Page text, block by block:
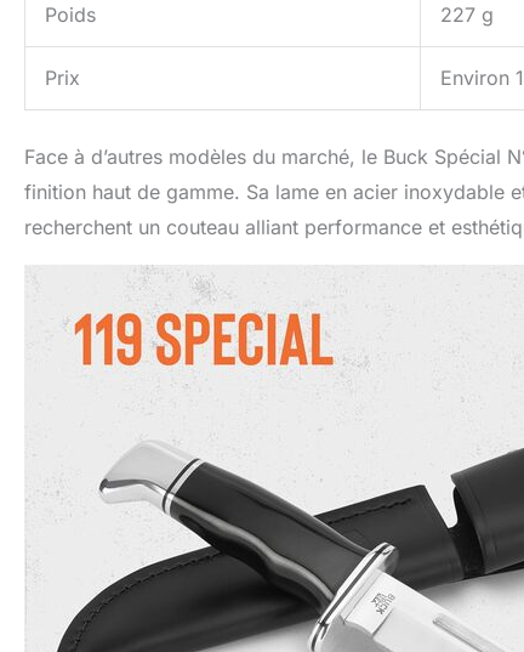
Poids 227 g
Prix Environ
Face à d’autres modèles du marché, le Buck Spécial
finition haut de gamme. Sa lame en acier inoxydable
recherchent un couteau alliant performance et